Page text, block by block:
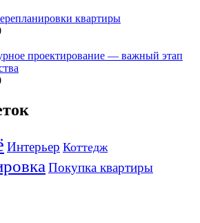
квартиры
проектирование — важный этап
Интерьер Коттедж
Покупка квартиры